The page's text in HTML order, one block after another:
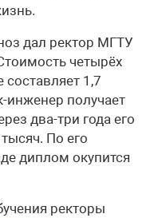
дал ректор МГТУ
четырёх
составляет 1,7
инженер получает
два-три года его
По его
диплом окупится
ректоры